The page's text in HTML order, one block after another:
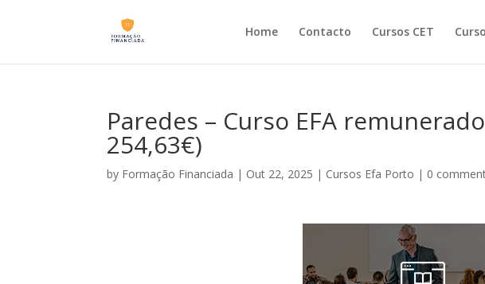
Home Contacto Cursos CET
Paredes – Curso EFA
254,63€)
by Formação Financiada | Out 22, 2025 | Cursos Efa Porto | 0